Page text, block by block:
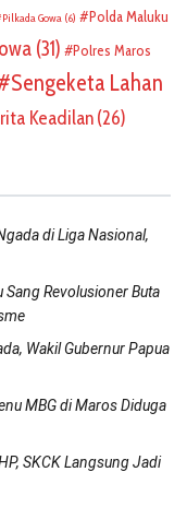
Pilkada Gowa (6)
Polda Maluku
(31)
Polres Maros
Sengeketa Lahan
Keadilan(26)
di Liga Nasional,
Sang Revolusioner Buta
Wakil Gubernur Papua
MBG di Maros Diduga
SKCK Langsung Jadi